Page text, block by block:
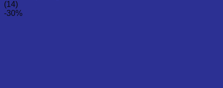
(14)
-30%